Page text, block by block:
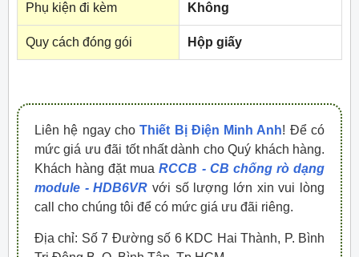
Phụ kiện đi kèm Không
Quy cách đóng gói Hộp giấy
Liên hệ ngay choThiết Bị Điện Minh Anh! Để có
mức giá ưu đãi tốt nhất dành cho Quý khách hàng.
Khách hàng đặt muaRCCB - CB chống rò dạng
module - HDB6VR với số lượng lớn xin vui lòng
call cho chúng tôi để có mức giá ưu đãi riêng.
Địa chỉ: Số 7 Đường số 6 KDC Hai Thành, P. Bình